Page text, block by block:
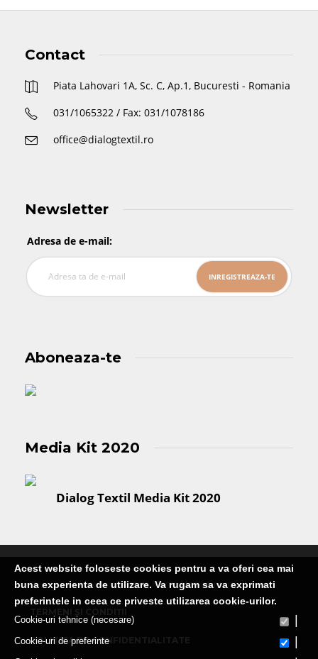
Contact
Piata Lahovari 1A, Sc. C, Ap.1, Bucuresti - Romania
031/1065322 / Fax: 031/1078186
office@dialogtextil.ro
Newsletter
Adresa de e-mail:
Aboneaza-te
Media Kit 2020
Dialog Textil Media Kit 2020
Publicatie editata de Martin Media Group SRL
POLITICA DE CONFIDENTIALITATE
Acest website foloseste cookies pentru a va oferi cea mai
buna experienta de utilizare. Va rugam sa va exprimati
preferintele in ceea ce priveste utilizarea cookie-urilor.
Cookie-uri tehnice (necesare)
Cookie-uri de preferinte